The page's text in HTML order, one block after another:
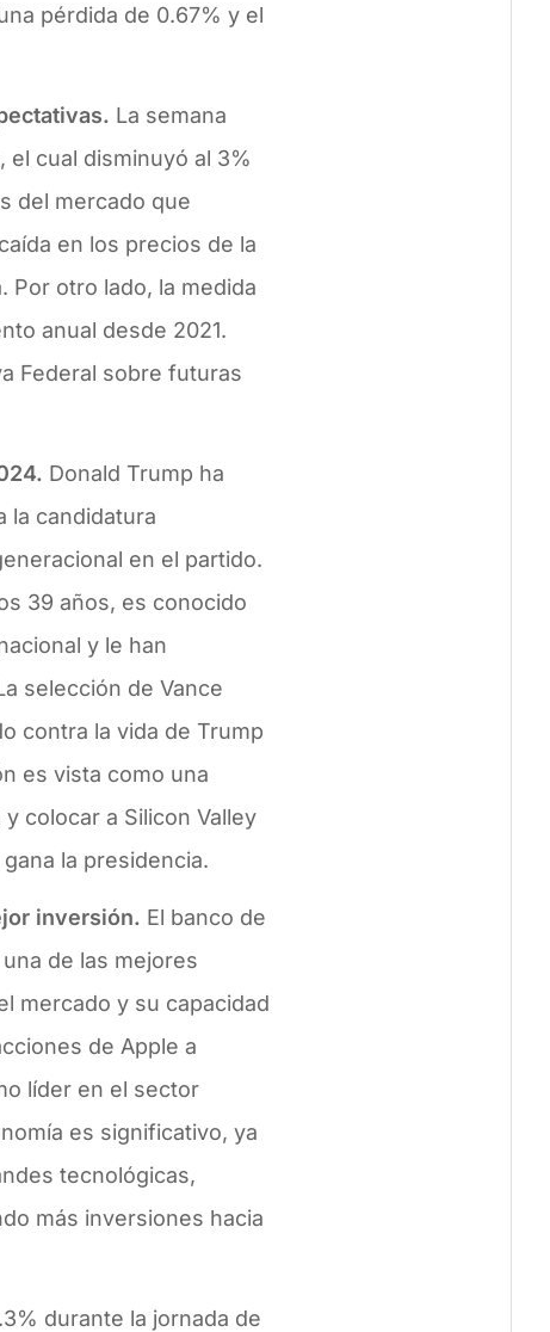
pérdida de 0.67% y el
La semana
el cual disminuyó al 3%
del mercado que
en los precios de la
Por otro lado, la medida
anual desde 2021.
Federal sobre futuras
Donald Trump ha
la candidatura
en el partido.
39 años, es conocido
y le han
selección de Vance
contra la vida de Trump
es vista como una
colocar a Silicon Valley
la presidencia.
inversión. El banco de
de las mejores
mercado y su capacidad
de Apple a
líder en el sector
es significativo, ya
tecnológicas,
más inversiones hacia
durante la jornada de